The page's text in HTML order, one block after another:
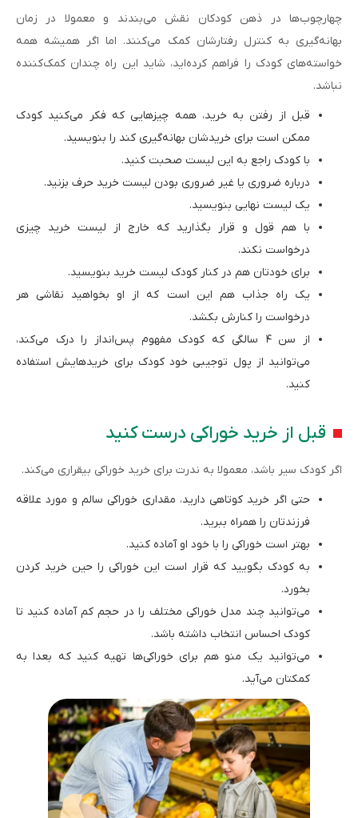
چهارچوب‌ها در ذهن کودکان نقش می‌بندند و معمولا در زمان
بهانه‌گیری به کنترل رفتارشان کمک می‌کنند. اما اگر همیشه همه
خواسته‌های کودک را فراهم کرده‌اید، شاید این راه چندان کمک‌کننده
نباشد.
قبل از رفتن به خرید، همه چیزهایی که فکر می‌کنید کودک
ممکن است برای خریدشان بهانه‌گیری کند را بنویسید.
با کودک راجع به این لیست صحبت کنید.
درباره ضروری یا غیر ضروری بودن لیست خرید حرف بزنید.
یک لیست نهایی بنویسید.
با هم قول و قرار بگذارید که خارج از لیست خرید چیزی
درخواست نکند.
برای خودتان هم در کنار کودک لیست خرید بنویسید.
یک راه جذاب هم این است که از او بخواهید نقاشی هر
درخواست را کنارش بکشد.
از سن ۴ سالگی که کودک مفهوم پس‌انداز را درک می‌کند،
می‌توانید از پول توجیبی خود کودک برای خریدهایش استفاده
کنید.
قبل از خرید خوراکی درست کنید
اگر کودک سیر باشد، معمولا به ندرت برای خرید خوراکی بیقراری می‌کند.
حتی اگر خرید کوتاهی دارید، مقداری خوراکی سالم و مورد علاقه
فرزندتان را همراه ببرید.
بهتر است خوراکی را با خود او آماده کنید.
به کودک بگویید که قرار است این خوراکی را حین خرید کردن
بخورد.
می‌توانید چند مدل خوراکی مختلف را در حجم کم آماده کنید تا
کودک احساس انتخاب داشته باشد.
می‌توانید یک منو هم برای خوراکی‌ها تهیه کنید که بعدا به
کمکتان می‌آید.